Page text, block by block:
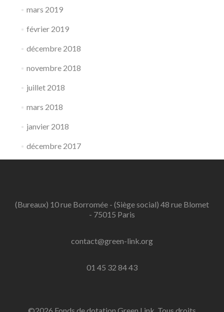
mars 2019
février 2019
décembre 2018
novembre 2018
juillet 2018
mars 2018
janvier 2018
décembre 2017
(Bureaux) 10 rue Borromée - (Siège social) 48 rue Blomet
- 75015 Paris
contact@green-link.org
01 45 32 84 43